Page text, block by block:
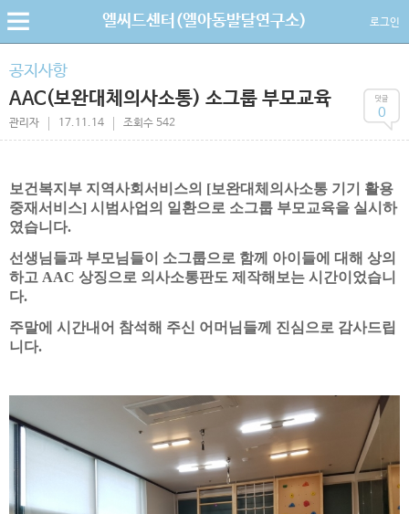
엘씨드센터(엘아동발달연구소) 로그인
공지사항
AAC(보완대체의사소통) 소그룹 부모교육
관리자 17.11.14 조회수 542
0
보건복지부 지역사회서비스의 [보완대체의사소통 기기 활용
중재서비스] 시범사업의 일환으로 소그룹 부모교육을 실시하
였습니다.
선생님들과 부모님들이 소그룹으로 함께 아이들에 대해 상의
하고 AAC 상징으로 의사소통판도 제작해보는 시간이었습니
다.
주말에 시간내어 참석해 주신 어머님들께 진심으로 감사드립
니다.